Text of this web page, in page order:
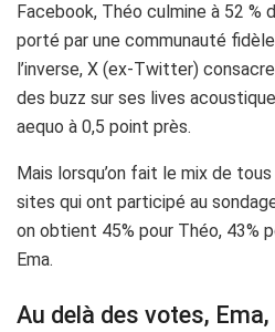
Facebook, Théo culmine à 52 %
porté par une communauté
l’inverse, X (ex-Twitter)
des buzz sur ses lives
aequo à 0,5 point près.
Mais lorsqu’on fait le mix de
sites qui ont participé au
on obtient 45% pour Théo, 43%
Ema.
Au delà des votes,